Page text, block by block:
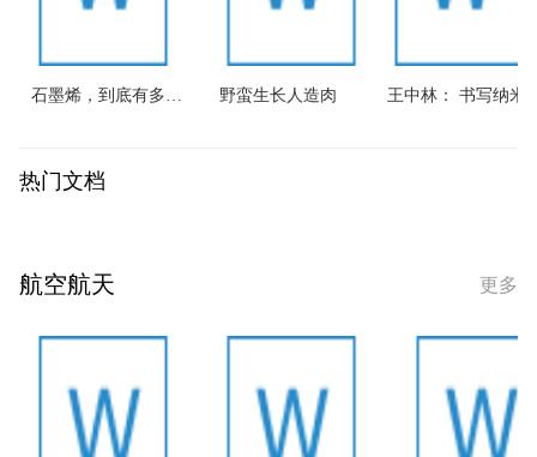
石墨烯，到底有多神奇？ 野蛮生长人造肉 王中林： 书写纳米
热门文档
航空航天 更多